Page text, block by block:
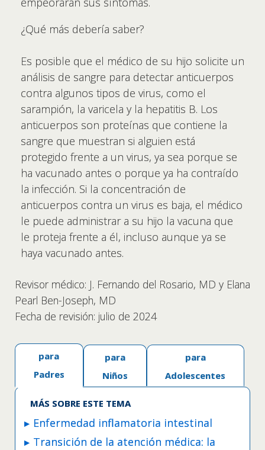
¿Qué más debería saber?
Es posible que el médico de su hijo solicite un
análisis de sangre para detectar anticuerpos
contra algunos tipos de virus, como el
sarampión, la varicela y la hepatitis B. Los
anticuerpos son proteínas que contiene la
sangre que muestran si alguien está
protegido frente a un virus, ya sea porque se
ha vacunado antes o porque ya ha contraído
la infección. Si la concentración de
anticuerpos contra un virus es baja, el médico
le puede administrar a su hijo la vacuna que
le proteja frente a él, incluso aunque ya se
haya vacunado antes.
Revisor médico: J. Fernando del Rosario, MD y Elana
Pearl Ben-Joseph, MD
Fecha de revisión: julio de 2024
para
Adolescentes
para
Niños
para
Padres
MÁS SOBRE ESTE TEMA
Enfermedad inflamatoria intestinal
Transición de la atención médica: la